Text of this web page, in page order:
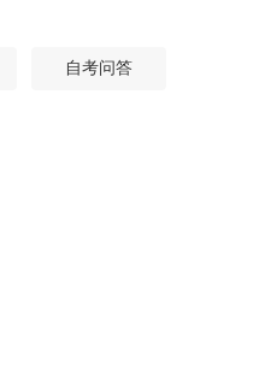
自考问答